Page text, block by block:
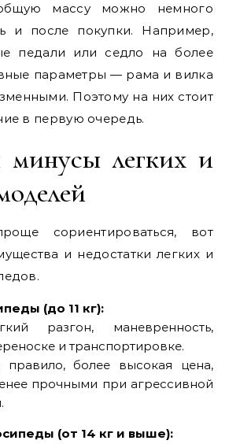
массу можно немного
и после покупки. Например,
педали или седло на более
параметры — рама и вилка
Поэтому на них стоит
в первую очередь.
легких и
сориентироваться, вот
и недостатки легких и
(до 11 кг):
разгон, маневренность,
и транспортировке.
более высокая цена,
прочными при агрессивной
(от 14 кг и выше):